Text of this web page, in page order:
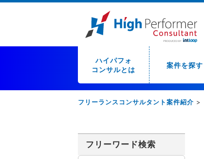
ハイパフォ
コンサルとは
案件を探す
フリーランスコンサルタント案件紹介 >
フリーワード検索